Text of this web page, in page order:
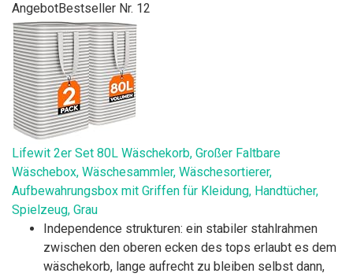
AngebotBestseller Nr. 12
Lifewit 2er Set 80L Wäschekorb, Großer Faltbare
Wäschebox, Wäschesammler, Wäschesortierer,
Aufbewahrungsbox mit Griffen für Kleidung, Handtücher,
Spielzeug, Grau
Independence strukturen: ein stabiler stahlrahmen
zwischen den oberen ecken des tops erlaubt es dem
wäschekorb, lange aufrecht zu bleiben selbst dann,